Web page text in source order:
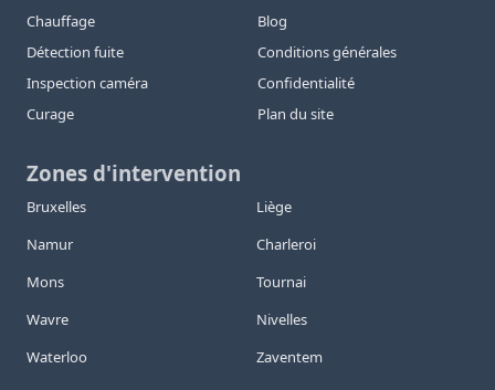
Chauffage
Détection fuite
Inspection caméra
Curage
Blog
Conditions générales
Confidentialité
Plan du site
Zones d'intervention
Bruxelles
Liège
Namur
Charleroi
Mons
Tournai
Wavre
Nivelles
Waterloo
Zaventem